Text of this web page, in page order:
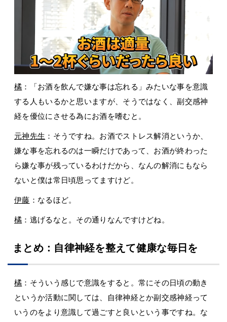
橘 ：「お酒を飲んで嫌な事は忘れる」みたいな事を意識
する人もいるかと思いますが、そうではなく、副交感神
経を優位にさせる為にお酒を嗜むと。
元神先生 ：そうですね。お酒でストレス解消というか、
嫌な事を忘れるのは一瞬だけであって、お酒が終わった
ら嫌な事が残っているわけだから、なんの解消にもなら
ないと僕は常日頃思ってますけど。
伊藤 ：なるほど。
橘 ：逃げるなと。その通りなんですけどね。
まとめ：自律神経を整えて健康な毎日を
橘 ：そういう感じで意識をすると。常にその日頃の動き
というか活動に関しては、自律神経とか副交感神経って
いうのをより意識して過ごすと良いという事ですね。な